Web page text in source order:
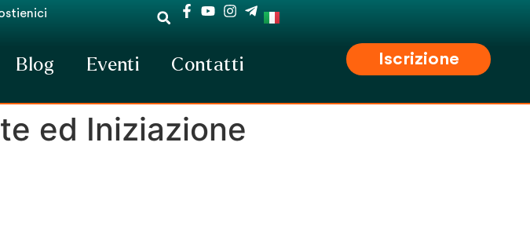
Blog Eventi Contatti Iscrizione
ed Iniziazione